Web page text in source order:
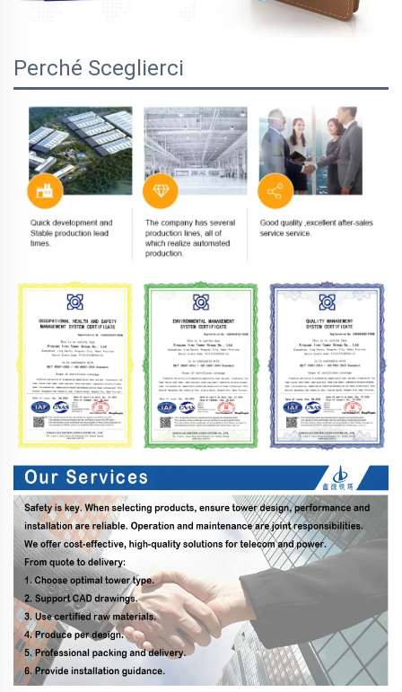
Perché Sceglierci